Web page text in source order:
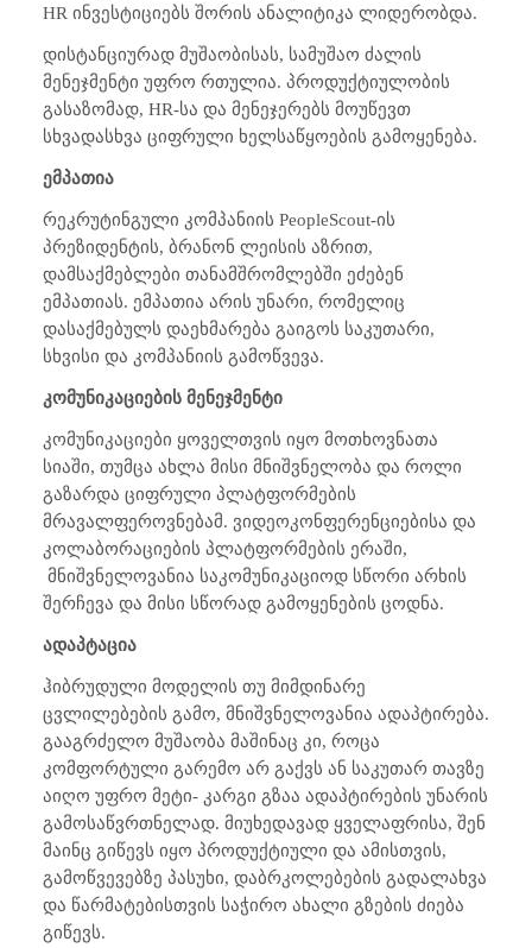
HR ინვესტიციებს შორის ანალიტიკა ლიდერობდა.
დისტანციურად მუშაობისას, სამუშაო ძალის
მენეჯმენტი უფრო რთულია. პროდუქტიულობის
გასაზომად, HR-სა და მენეჯერებს მოუწევთ
სხვადასხვა ციფრული ხელსაწყოების გამოყენება.
ემპათია
რეკრუტინგული კომპანიის PeopleScout-ის
პრეზიდენტის, ბრანონ ლეისის აზრით,
დამსაქმებლები თანამშრომლებში ეძებენ
ემპათიას. ემპათია არის უნარი, რომელიც
დასაქმებულს დაეხმარება გაიგოს საკუთარი,
სხვისი და კომპანიის გამოწვევა.
კომუნიკაციების მენეჯმენტი
კომუნიკაციები ყოველთვის იყო მოთხოვნათა
სიაში, თუმცა ახლა მისი მნიშვნელობა და როლი
გაზარდა ციფრული პლატფორმების
მრავალფეროვნებამ. ვიდეოკონფერენციებისა და
კოლაბორაციების პლატფორმების ერაში,
მნიშვნელოვანია საკომუნიკაციოდ სწორი არხის
შერჩევა და მისი სწორად გამოყენების ცოდნა.
ადაპტაცია
ჰიბრუდული მოდელის თუ მიმდინარე
ცვლილებების გამო, მნიშვნელოვანია ადაპტირება.
გააგრძელო მუშაობა მაშინაც კი, როცა
კომფორტული გარემო არ გაქვს ან საკუთარ თავზე
აიღო უფრო მეტი- კარგი გზაა ადაპტირების უნარის
გამოსაწვრთნელად. მიუხედავად ყველაფრისა, შენ
მაინც გიწევს იყო პროდუქტიული და ამისთვის,
გამოწვევებზე პასუხი, დაბრკოლებების გადალახვა
და წარმატებისთვის საჭირო ახალი გზების ძიება
გიწევს.